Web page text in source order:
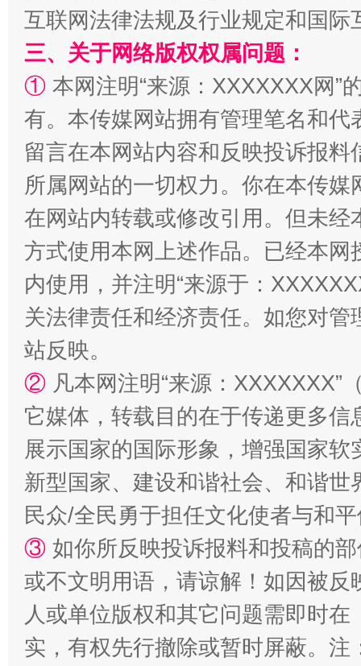
揭批美国五大"原罪" "炒
站台名比不上好声名
漫山遍野的桃花与雪山、麦地、白藏房 除
互联网法律法规及行业规定和国
三、关于网络版权权属问题：
① 本网注明“来源：XXXXXXX网”
有。本传媒网站拥有管理笔名和
留言在本网站内容和反映投诉报
所属网站的一切权力。你在本传
在网站内转载或修改引用。但未
方式使用本网上述作品。已经本
内使用，并注明“来源于：
关法律责任和经济责任。如您对
站反映。
② 凡本网注明“来源：
它媒体，转载目的在于传递更多
展示国家的国际形象，增强国家
新型国家、建设和谐社会、和谐
民众/全民勇于担任文化使者与和
③ 如你所反映投诉报料和投稿的
或不文明用语，请谅解！如因被
人或单位版权和其它问题需即时在
实，有权先行撤除或暂时屏蔽。